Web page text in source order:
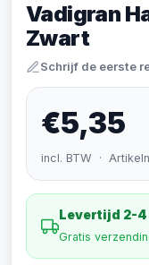
Vadigran
Zwart
Schrijf de eerste
€5,35
incl. BTW ·
Levertijd 2-
Gratis